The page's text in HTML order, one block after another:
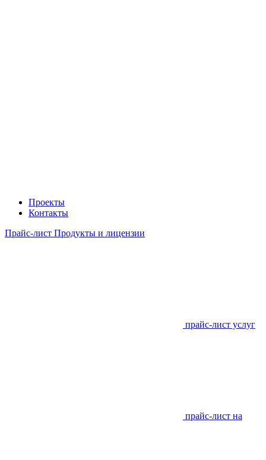
Проекты
Контакты
Прайс-лист Продукты и лицензии
прайс-лист услуг
прайс-лист на